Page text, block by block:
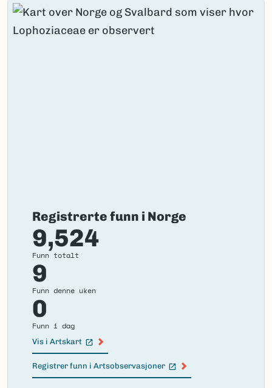
Registrerte funn i Norge
9,524
Funn totalt
9
Funn denne uken
0
Funn i dag
Vis i Artskart
(Ekstern lenke)
Registrer funn i Artsobservasjoner
(Ekstern lenke)